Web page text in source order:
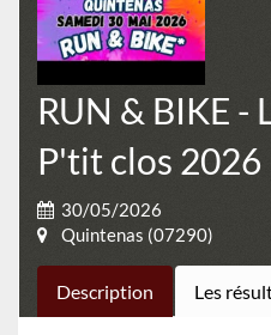
RUN & BIKE -
P'tit clos 2026
30/05/2026
Quintenas (07290)
Description Les